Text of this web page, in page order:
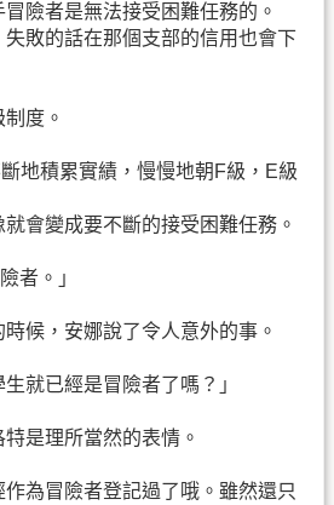
險者是無法接受困難任務的。
敗的話在那個支部的信用也會下
度。
地積累實績，慢慢地朝F級，E級
會變成要不斷的接受困難任務。
者。」
候，安娜說了令人意外的事。
就已經是冒險者了嗎？」
是理所當然的表情。
作為冒險者登記過了哦。雖然還只